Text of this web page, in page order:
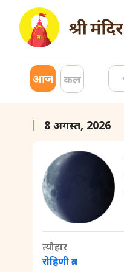
आज कल
8 अगस्त, 2026
त्यौहार
रोहिणी व्रत